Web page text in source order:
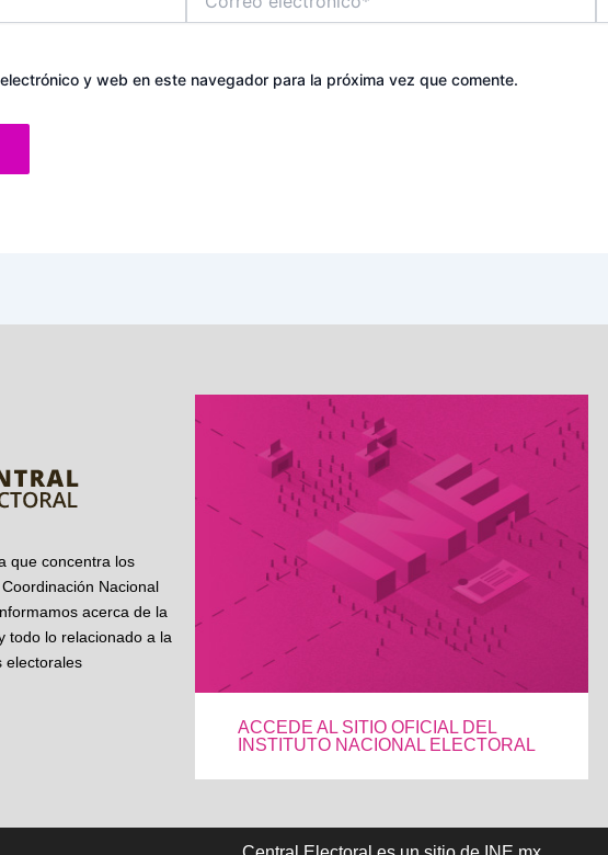
electrónico*
y web en este navegador para la próxima vez que comente.
que concentra los
Nacional
acerca de la
todo lo relacionado a la
electorales
ACCEDE AL SITIO OFICIAL DEL
INSTITUTO NACIONAL ELECTORAL